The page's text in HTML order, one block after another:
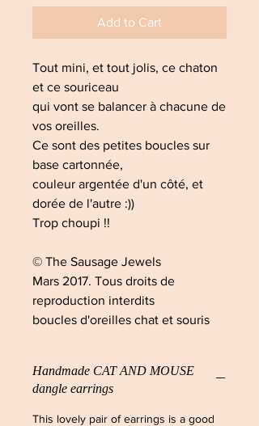
Add to Cart
Tout mini, et tout jolis, ce chaton
et ce souriceau
qui vont se balancer à chacune de
vos oreilles.
Ce sont des petites boucles sur
base cartonnée,
couleur argentée d'un côté, et
dorée de l'autre :))
Trop choupi !!
© The Sausage Jewels
Mars 2017. Tous droits de
reproduction interdits
boucles d'oreilles chat et souris
Handmade CAT AND MOUSE
dangle earrings
This lovely pair of earrings is a good